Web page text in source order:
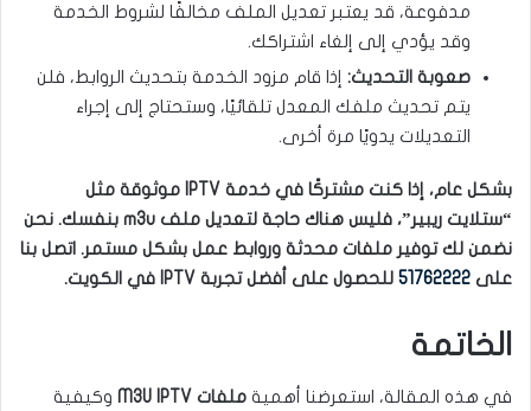
مدفوعة، قد يعتبر تعديل الملف مخالفًا لشروط الخدمة
وقد يؤدي إلى إلغاء اشتراكك.
صعوبة التحديث: إذا قام مزود الخدمة بتحديث الروابط، فلن
يتم تحديث ملفك المعدل تلقائيًا، وستحتاج إلى إجراء
التعديلات يدويًا مرة أخرى.
بشكل عام، إذا كنت مشتركًا في خدمة IPTV موثوقة مثل
“ستلايت ريبير”، فليس هناك حاجة لتعديل ملف m3u بنفسك. نحن
نضمن لك توفير ملفات محدثة وروابط عمل بشكل مستمر. اتصل بنا
على 51762222 للحصول على أفضل تجربة IPTV في الكويت.
الخاتمة
في هذه المقالة، استعرضنا أهمية ملفات M3U IPTV
وكيفية